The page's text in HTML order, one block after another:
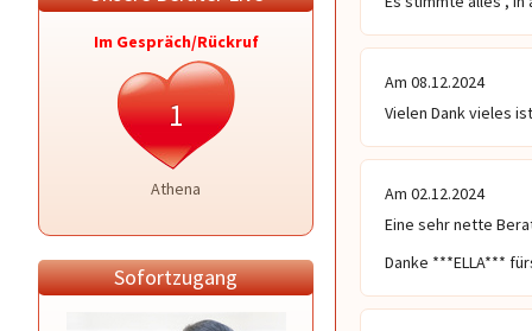
Im Gespräch/Rückruf
1
Athena
Sofortzugang
Am 08.12.2024
Vielen Dank vieles
Am 02.12.2024
Eine sehr nette
Danke ***ELLA***